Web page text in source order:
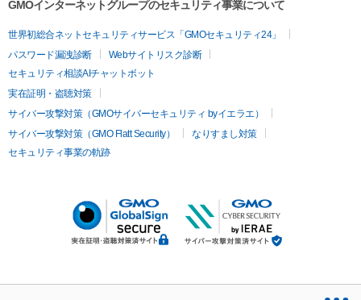
GMOインターネットグループのセキュリティ事業について
世界初総合ネットセキュリティサービス「GMOセキュリティ24」
パスワード漏洩診断
Webサイトリスク診断
セキュリティ相談AIチャットボット
実在証明・盗聴対策
サイバー攻撃対策（GMOサイバーセキュリティ byイエラエ）
サイバー攻撃対策（GMO Flatt Security）
なりすまし対策
セキュリティ事業の軌跡